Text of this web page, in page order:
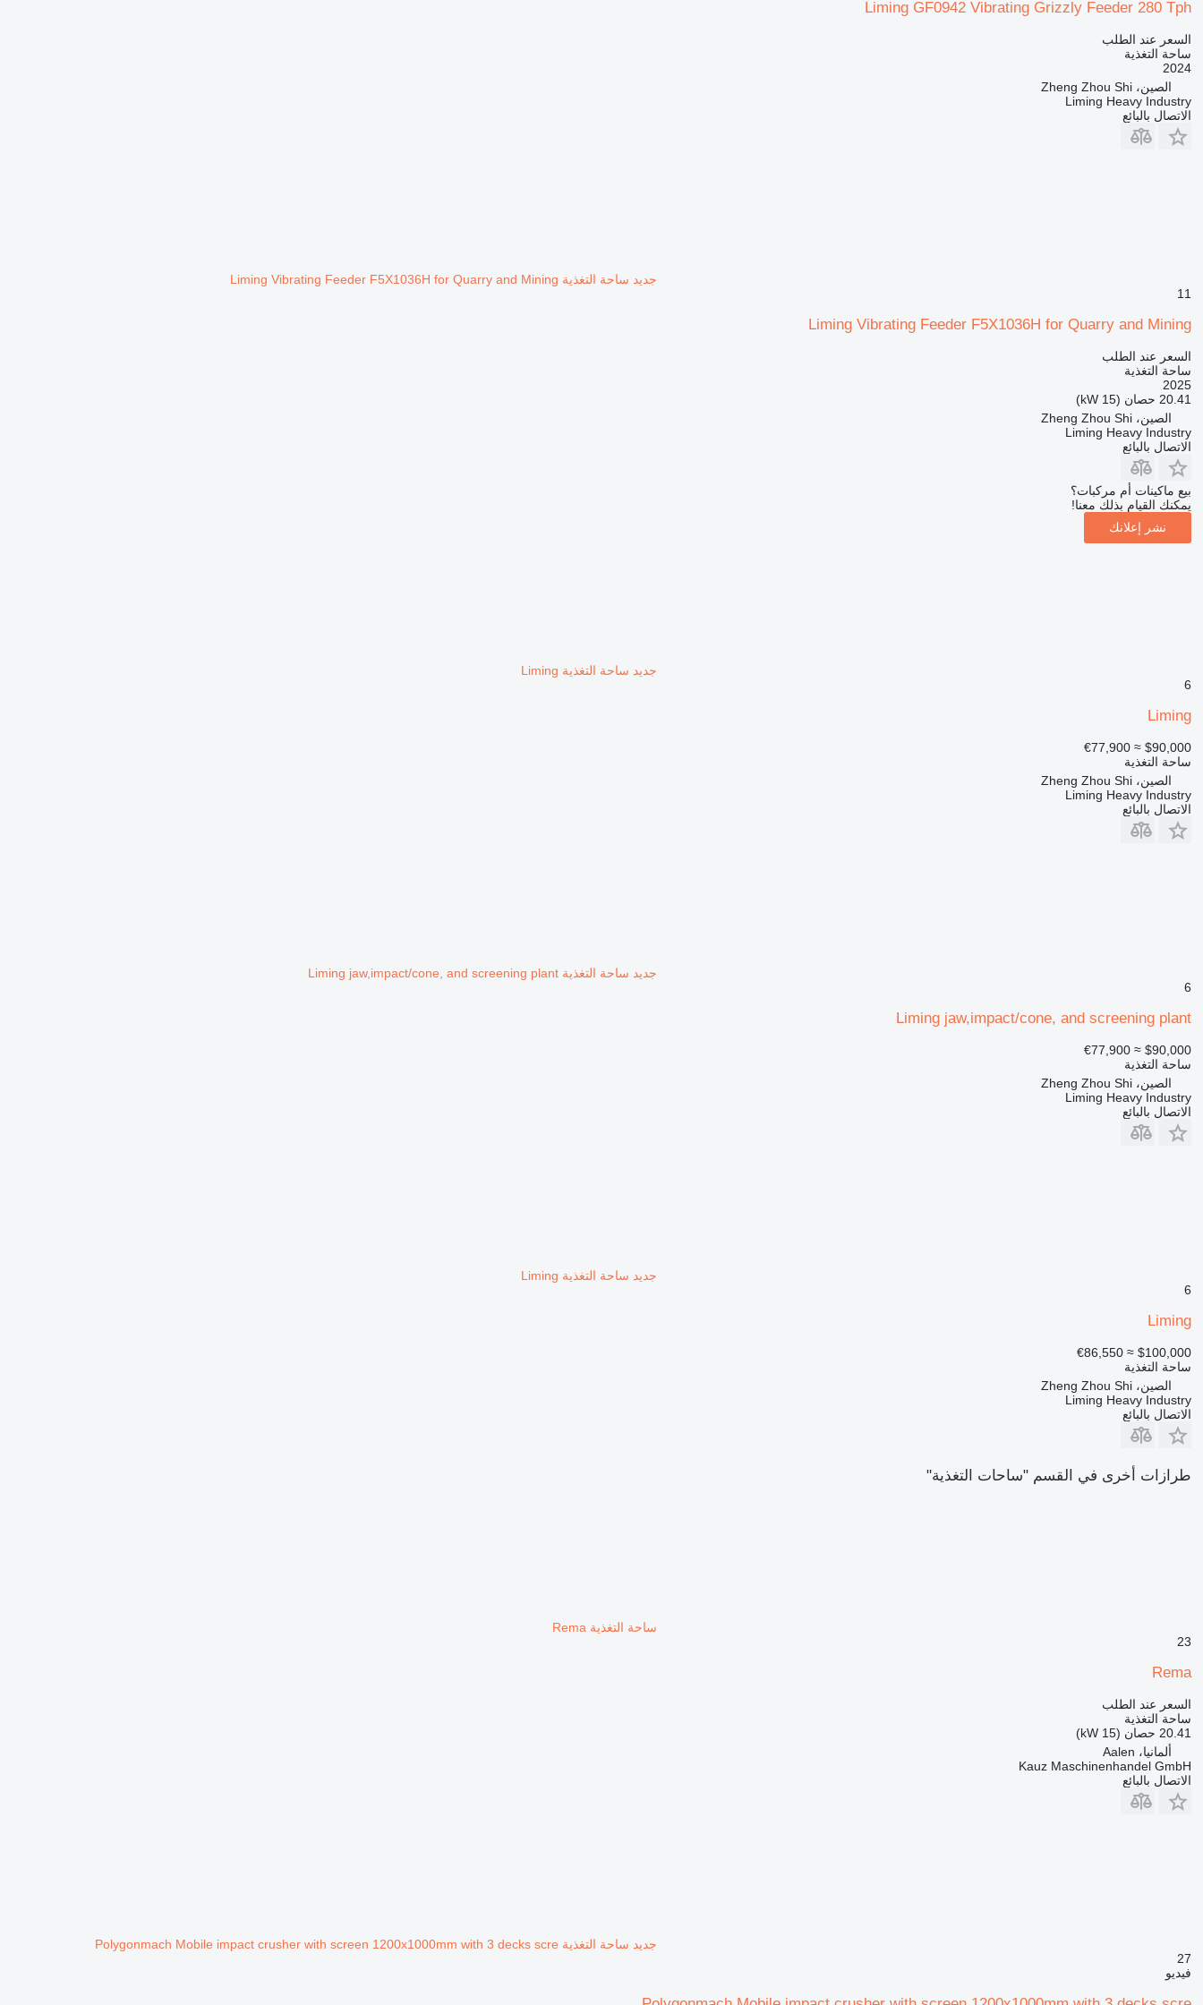
Liming GF0942 Vibrating Grizzly Feeder 280 Tph
السعر عند الطلب
ساحة التغذية
2024
الصين، Zheng Zhou Shi
Liming Heavy Industry
الاتصال بالبائع
جديد ساحة التغذية Liming Vibrating Feeder F5X1036H for Quarry and Mining
11
Liming Vibrating Feeder F5X1036H for Quarry and Mining
السعر عند الطلب
ساحة التغذية
2025
20.41 حصان (15 kW)
الصين، Zheng Zhou Shi
Liming Heavy Industry
الاتصال بالبائع
بيع ماكينات أم مركبات؟
يمكنك القيام بذلك معنا!
نشر إعلانك
جديد ساحة التغذية Liming
6
Liming
$90,000
≈ €77,900
ساحة التغذية
الصين، Zheng Zhou Shi
Liming Heavy Industry
الاتصال بالبائع
جديد ساحة التغذية Liming jaw,impact/cone, and screening plant
6
Liming jaw,impact/cone, and screening plant
$90,000
≈ €77,900
ساحة التغذية
الصين، Zheng Zhou Shi
Liming Heavy Industry
الاتصال بالبائع
جديد ساحة التغذية Liming
6
Liming
$100,000
≈ €86,550
ساحة التغذية
الصين، Zheng Zhou Shi
Liming Heavy Industry
الاتصال بالبائع
طرازات أخرى في القسم "ساحات التغذية"
ساحة التغذية Rema
23
Rema
السعر عند الطلب
ساحة التغذية
20.41 حصان (15 kW)
ألمانيا، Aalen
Kauz Maschinenhandel GmbH
الاتصال بالبائع
جديد ساحة التغذية Polygonmach Mobile impact crusher with screen 1200x1000mm with 3 decks scre
27
فيديو